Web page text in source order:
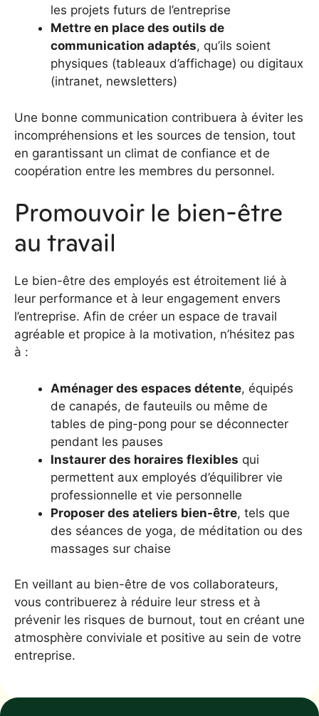
les projets futurs de l’entreprise
Mettre en place des outils de
communication adaptés, qu’ils soient
physiques (tableaux d’affichage) ou digitaux
(intranet, newsletters)
Une bonne communication contribuera à éviter les
incompréhensions et les sources de tension, tout
en garantissant un climat de confiance et de
coopération entre les membres du personnel.
Promouvoir le bien-être
au travail
Le bien-être des employés est étroitement lié à
leur performance et à leur engagement envers
l’entreprise. Afin de créer un espace de travail
agréable et propice à la motivation, n’hésitez pas
à :
Aménager des espaces détente, équipés
de canapés, de fauteuils ou même de
tables de ping-pong pour se déconnecter
pendant les pauses
Instaurer des horaires flexibles qui
permettent aux employés d’équilibrer vie
professionnelle et vie personnelle
Proposer des ateliers bien-être, tels que
des séances de yoga, de méditation ou des
massages sur chaise
En veillant au bien-être de vos collaborateurs,
vous contribuerez à réduire leur stress et à
prévenir les risques de burnout, tout en créant une
atmosphère conviviale et positive au sein de votre
entreprise.